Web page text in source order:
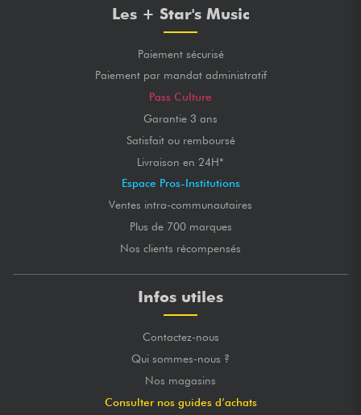
Les + Star's Music
Paiement sécurisé
Paiement par mandat administratif
Pass Culture
Garantie 3 ans
Satisfait ou remboursé
Livraison en 24H*
Espace Pros-Institutions
Ventes intra-communautaires
Plus de 700 marques
Nos clients récompensés
Infos utiles
Contactez-nous
Qui sommes-nous ?
Nos magasins
Consulter nos guides d’achats